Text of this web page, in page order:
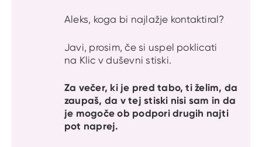
Aleks, koga bi najlažje kontaktiral?
Javi, prosim, če si uspel poklicati
na Klic v duševni stiski.
Za večer, ki je pred tabo, ti želim, da
zaupaš, da v tej stiski nisi sam in da
je mogoče ob podpori drugih najti
pot naprej.